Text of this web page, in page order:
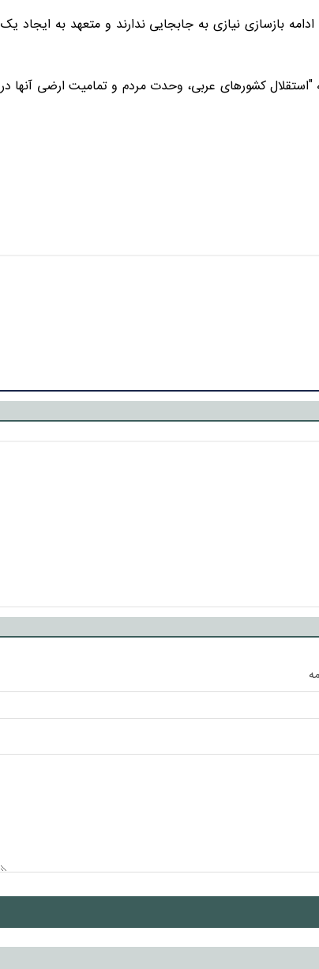
بازسازی نیازی به جابجایی ندارند و متعهد به ایجاد یک
"استقلال کشورهای عربی، وحدت مردم و تمامیت ارضی آنها در